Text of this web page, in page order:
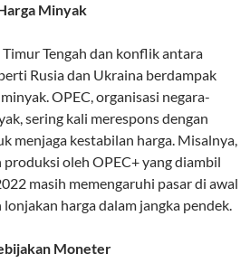
Minyak
Tengah dan konflik antara
Rusia dan Ukraina berdampak
OPEC, organisasi negara-
sering kali merespons dengan
menjaga kestabilan harga. Misalnya,
oleh OPEC+ yang diambil
masih memengaruhi pasar di awal
harga dalam jangka pendek.
Moneter